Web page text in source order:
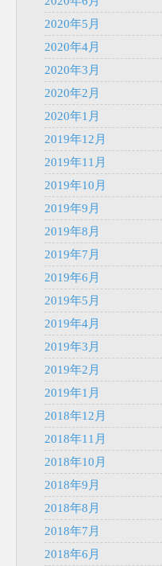
2020年5月
2020年4月
2020年3月
2020年2月
2020年1月
2019年12月
2019年11月
2019年10月
2019年9月
2019年8月
2019年7月
2019年6月
2019年5月
2019年4月
2019年3月
2019年2月
2019年1月
2018年12月
2018年11月
2018年10月
2018年9月
2018年8月
2018年7月
2018年6月